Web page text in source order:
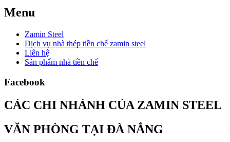
Menu
Zamin Steel
Dịch vụ nhà thép tiền chế zamin steel
Liên hệ
Sản phẩm nhà tiền chế
Facebook
CÁC CHI NHÁNH CỦA ZAMIN STEEL
VĂN PHÒNG TẠI ĐÀ NẲNG